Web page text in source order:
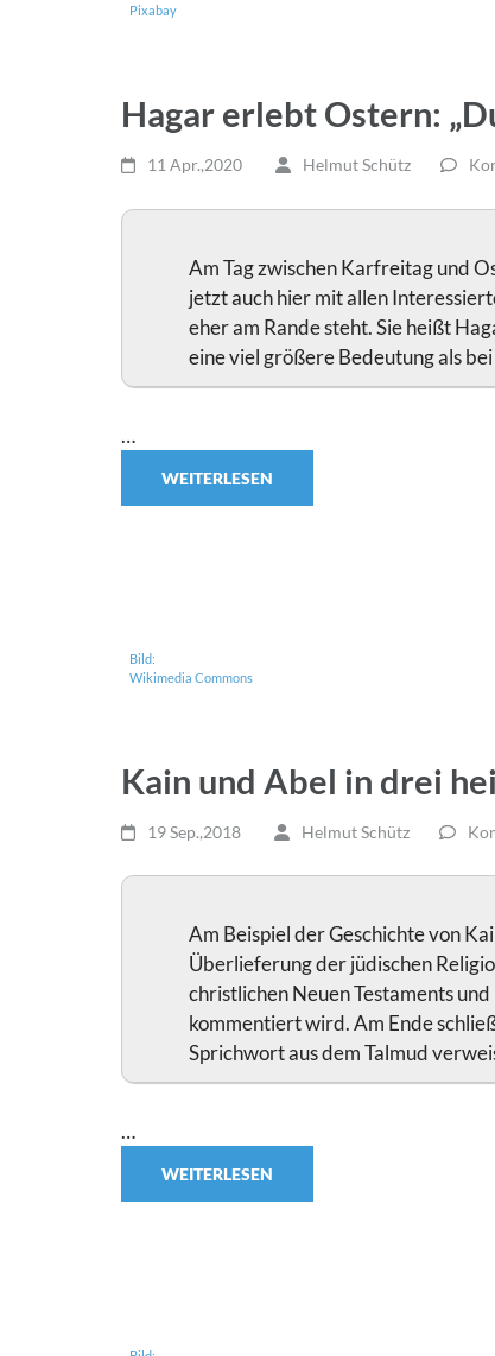
Pixabay
Hagar erlebt Ostern:
11 Apr.,2020 Helmut Schütz
Am Tag zwischen Karfreitag und
jetzt auch hier mit allen
eher am Rande steht. Sie heißt
eine viel größere Bedeutung als
…
WEITERLESEN
Bild:
Wikimedia Commons
Kain und Abel in drei
19 Sep.,2018 Helmut Schütz
Am Beispiel der Geschichte von
Überlieferung der jüdischen
christlichen Neuen Testaments
kommentiert wird. Am Ende
Sprichwort aus dem Talmud
…
WEITERLESEN